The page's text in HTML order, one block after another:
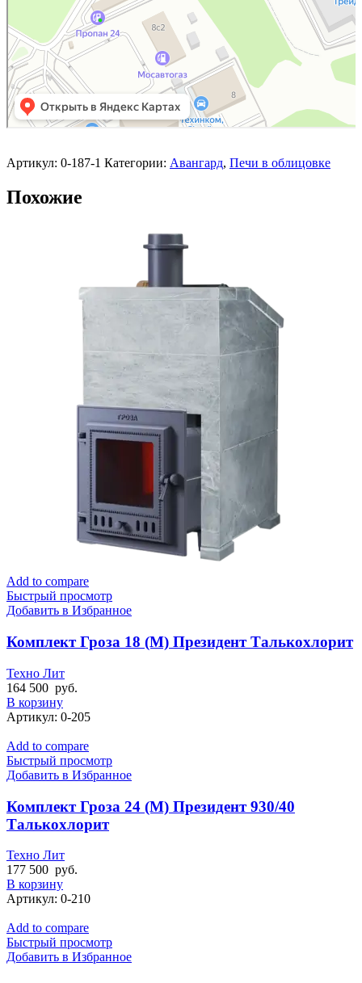
Артикул: 0-187-1 Категории: Авангард, Печи в облицовке
Похожие
Add to compare
Быстрый просмотр
Добавить в Избранное
Комплект Гроза 18 (М) Президент Талькохлорит
Техно Лит
164 500 руб.
В корзину
Артикул: 0-205
Add to compare
Быстрый просмотр
Добавить в Избранное
Комплект Гроза 24 (М) Президент 930/40
Талькохлорит
Техно Лит
177 500 руб.
В корзину
Артикул: 0-210
Add to compare
Быстрый просмотр
Добавить в Избранное